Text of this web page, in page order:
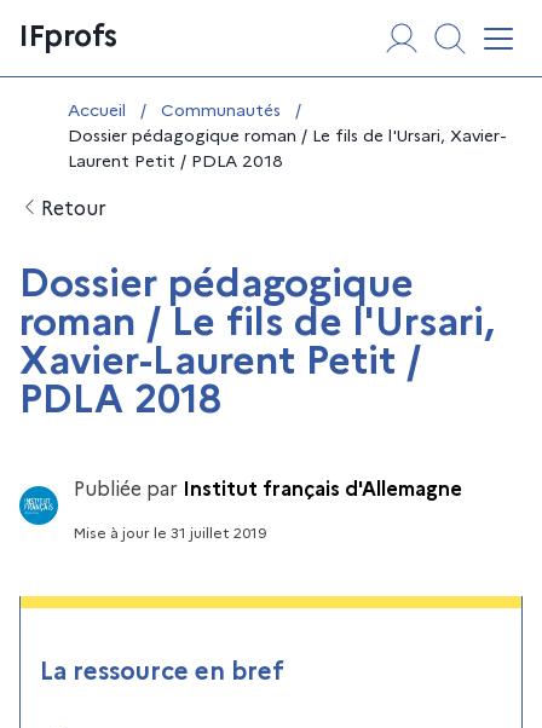
au
contenu
IFprofs
Vous êtes ici :
Accueil / Communautés
/
Dossier pédagogique roman / Le fils de l'Ursari, Xavier-
Laurent Petit / PDLA 2018
Retour
Dossier pédagogique
roman / Le fils de l'Ursari,
Xavier-Laurent Petit /
PDLA 2018
Publiée par Institut français d'Allemagne
Mise à jourle 31 juillet 2019
La ressource en bref